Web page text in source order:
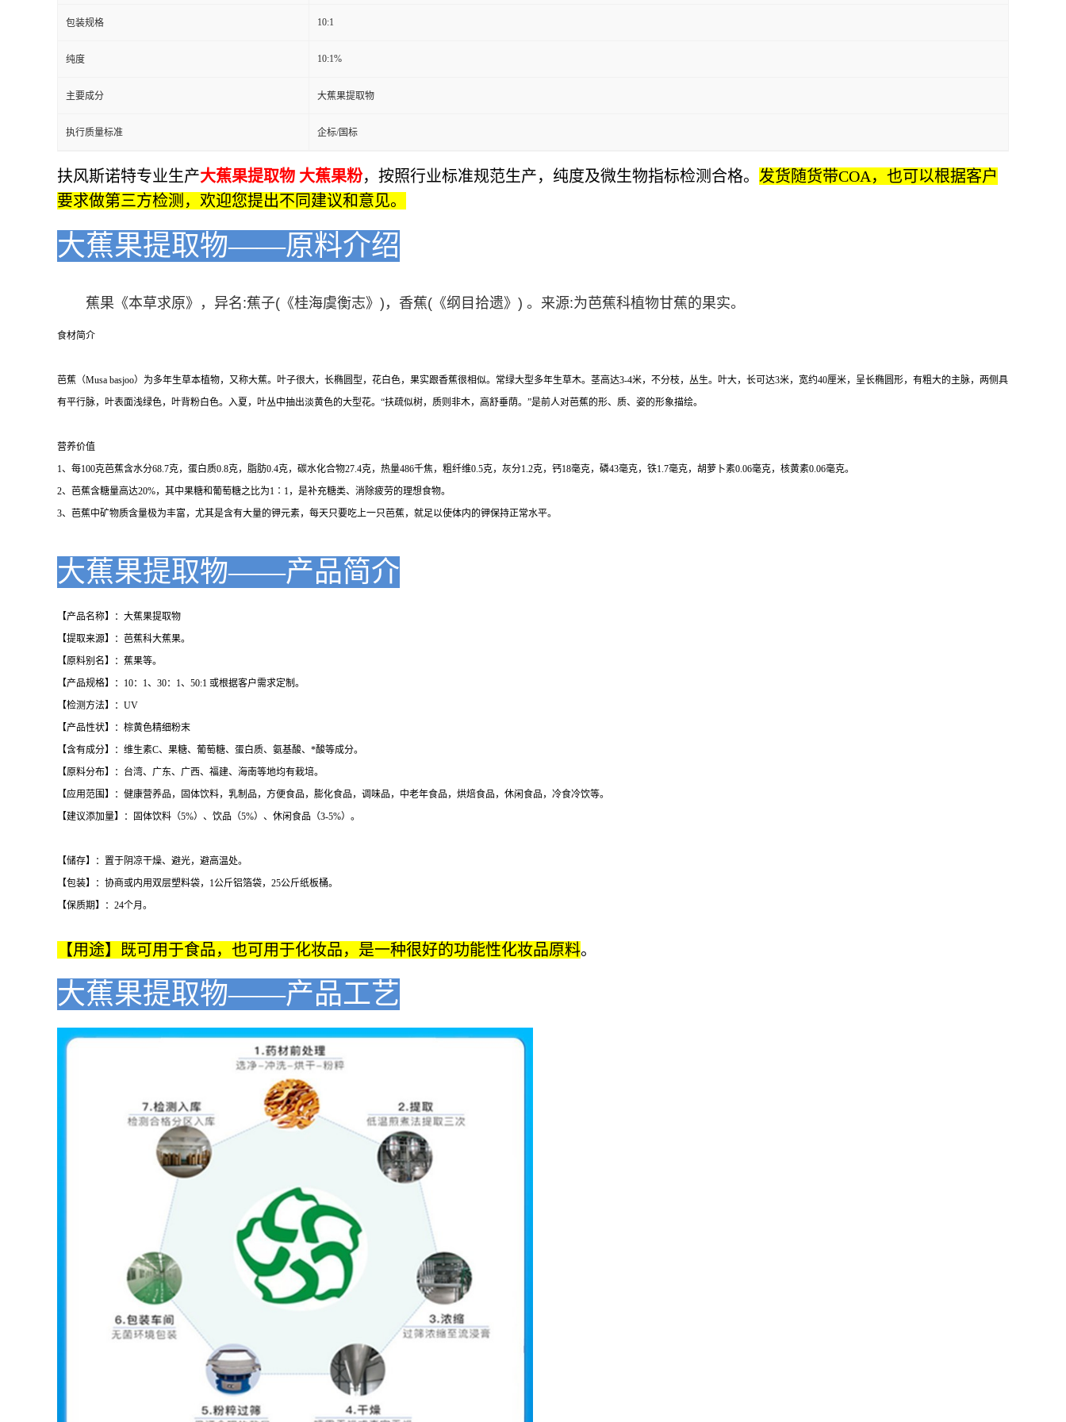
包装规格 10:1
纯度 10:1%
主要成分 大蕉果提取物
执行质量标准 企标/国标
扶风斯诺特专业生产大蕉果提取物 大蕉果粉，按照行业标准规范生产，纯度及微生物指标检测合格。 发货随货带COA，也可以根据客户
要求做第三方检测，欢迎您提出不同建议和意见。
大蕉果提取物——原料介绍
蕉果《本草求原》，异名:蕉子(《桂海虞衡志》)， 香蕉(《纲目拾遗》) 。来源:为芭蕉科植物甘蕉的果实。
食材简介
芭蕉（Musa basjoo）为多年生草本植物，又称大蕉。叶子很大，长椭圆型，花白色，果实跟香蕉很相似。常绿大型多年生草木。茎高达3-4米，不分枝，丛生。叶大，长可达3米，宽约40厘米，呈长椭圆形，有粗大的主脉，两侧具
有平行脉，叶表面浅绿色，叶背粉白色。入夏，叶丛中抽出淡黄色的大型花。“扶疏似树，质则非木，高舒垂荫。”是前人对芭蕉的形、质、姿的形象描绘。
营养价值
1、每100克芭蕉含水分68.7克，蛋白质0.8克，脂肪0.4克，碳水化合物27.4克，热量486千焦，粗纤维0.5克，灰分1.2克，钙18毫克，磷43毫克，铁1.7毫克，胡萝卜素0.06毫克，核黄素0.06毫克。
2、芭蕉含糖量高达20%，其中果糖和葡萄糖之比为1∶1，是补充糖类、消除疲劳的理想食物。
3、芭蕉中矿物质含量极为丰富，尤其是含有大量的钾元素，每天只要吃上一只芭蕉，就足以使体内的钾保持正常水平。
大蕉果提取物——产品简介
【产品名称】：大蕉果提取物
【提取来源】：芭蕉科大蕉果。
【原料别名】：蕉果等。
【产品规格】：10：1、30：1、50:1 或根据客户需求定制。
【检测方法】：UV
【产品性状】：棕黄色精细粉末
【含有成分】：维生素C、果糖、葡萄糖、蛋白质、氨基酸、*酸等成分。
【原料分布】：台湾、广东、广西、福建、海南等地均有栽培。
【应用范围】：健康营养品，固体饮料，乳制品，方便食品，膨化食品，调味品，中老年食品，烘焙食品，休闲食品，冷食冷饮等。
【建议添加量】：固体饮料（5%）、饮品（5%）、休闲食品（3-5%）。
【储存】：置于阴凉干燥、避光，避高温处。
【包装】：协商或内用双层塑料袋，1公斤铝箔袋，25公斤纸板桶。
【保质期】：24个月。
【用途】既可用于食品，也可用于化妆品，是一种很好的功能性化妆品原料。
大蕉果提取物——产品工艺